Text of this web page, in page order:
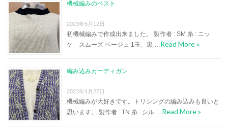
機械編みのベスト
2023年5月12日
初機械編みで作成出来ました。 製作者 : SM 糸 : ニッ
ケ スムーズ ベージュ 1玉、黒 …Read More »
編み込みカーディガン
2023年4月27日
機械編みが大好きです。トリシングの編み込みも良いと
思います。 製作者 : TN 糸 : シル …Read More »